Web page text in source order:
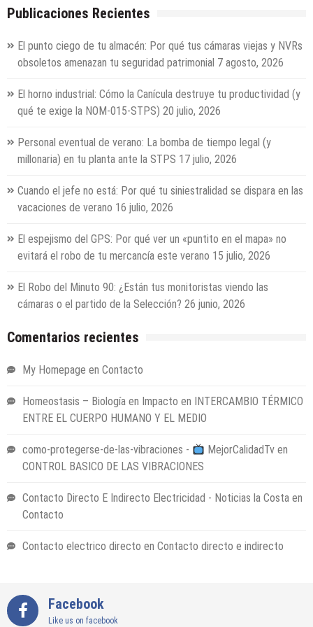
Publicaciones Recientes
El punto ciego de tu almacén: Por qué tus cámaras viejas y NVRs
obsoletos amenazan tu seguridad patrimonial 7 agosto, 2026
El horno industrial: Cómo la Canícula destruye tu productividad (y
qué te exige la NOM-015-STPS) 20 julio, 2026
Personal eventual de verano: La bomba de tiempo legal (y
millonaria) en tu planta ante la STPS 17 julio, 2026
Cuando el jefe no está: Por qué tu siniestralidad se dispara en las
vacaciones de verano 16 julio, 2026
El espejismo del GPS: Por qué ver un «puntito en el mapa» no
evitará el robo de tu mercancía este verano 15 julio, 2026
El Robo del Minuto 90: ¿Están tus monitoristas viendo las
cámaras o el partido de la Selección? 26 junio, 2026
Comentarios recientes
My Homepage en Contacto
Homeostasis – Biología en Impacto en
INTERCAMBIO TÉRMICO
ENTRE EL CUERPO HUMANO Y EL MEDIO
como-protegerse-de-las-vibraciones - MejorCalidadTv en
CONTROL BASICO DE LAS VIBRACIONES
Contacto Directo E Indirecto Electricidad - Noticias la Costa en
Contacto
Contacto electrico directo en Contacto directo e indirecto
Facebook
Like us on facebook